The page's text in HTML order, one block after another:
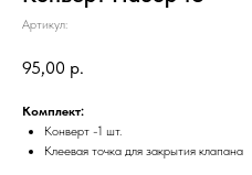
Артикул:
95,00 р.
Комплект:
Конверт -1 шт.
Клеевая точка для закрытия клапана